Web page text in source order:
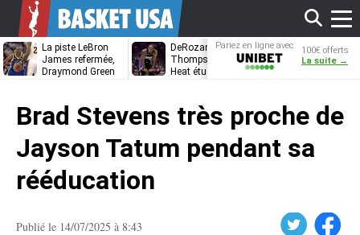
La piste LeBron
James refermée,
Draymond Green
DeRozan, Beal,
Thompson… Le
Heat étudie ses
Kentavious
Caldwell-
Pariez en ligne avec
Unibet
100€ offerts
La suite →
Brad Stevens très proche de
Jayson Tatum pendant sa
rééducation
Publié le 14/07/2025 à 8:43 Facebook